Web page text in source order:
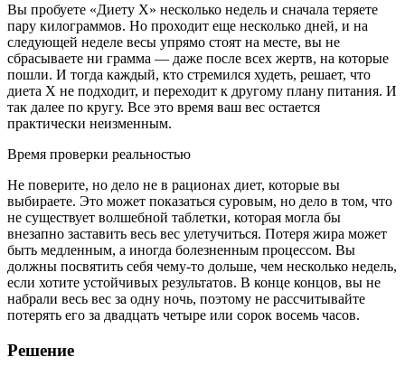
Вы пробуете «Диету Х» несколько недель и сначала теряете
пару килограммов. Но проходит еще несколько дней, и на
следующей неделе весы упрямо стоят на месте, вы не
сбрасываете ни грамма — даже после всех жертв, на которые
пошли. И тогда каждый, кто стремился худеть, решает, что
диета X не подходит, и переходит к другому плану питания. И
так далее по кругу. Все это время ваш вес остается
практически неизменным.
Время проверки реальностью
Не поверите, но дело не в рационах диет, которые вы
выбираете. Это может показаться суровым, но дело в том, что
не существует волшебной таблетки, которая могла бы
внезапно заставить весь вес улетучиться. Потеря жира может
быть медленным, а иногда болезненным процессом. Вы
должны посвятить себя чему-то дольше, чем несколько недель,
если хотите устойчивых результатов. В конце концов, вы не
набрали весь вес за одну ночь, поэтому не рассчитывайте
потерять его за двадцать четыре или сорок восемь часов.
Решение